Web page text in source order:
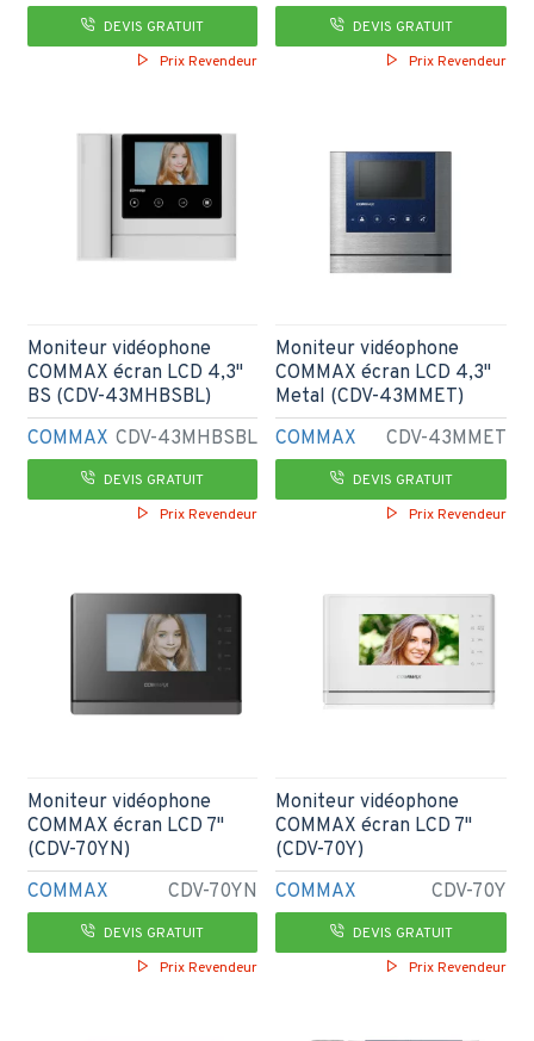
DEVIS GRATUIT
Prix Revendeur
DEVIS GRATUIT
Prix Revendeur
COMMAX CDV-43MHBSBL
Moniteur vidéophone
COMMAX écran LCD 4,3"
BS (CDV-43MHBSBL)
DEVIS GRATUIT
Prix Revendeur
COMMAX CDV-43MMET
Moniteur vidéophone
COMMAX écran LCD 4,3"
Metal (CDV-43MMET)
DEVIS GRATUIT
Prix Revendeur
COMMAX CDV-70YN
Moniteur vidéophone
COMMAX écran LCD 7"
(CDV-70YN)
DEVIS GRATUIT
Prix Revendeur
COMMAX CDV-70Y
Moniteur vidéophone
COMMAX écran LCD 7"
(CDV-70Y)
DEVIS GRATUIT
Prix Revendeur